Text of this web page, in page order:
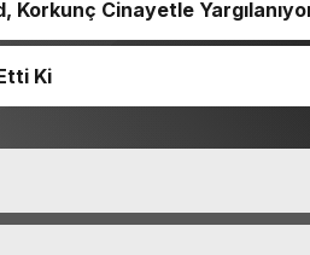
Korkunç Cinayetle
Ki